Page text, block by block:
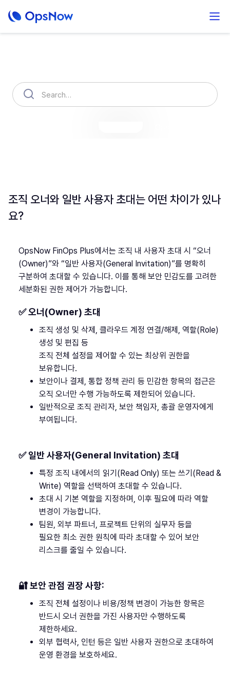
조직 오너와 일반 사용자 초대는 어떤 차이가 있나
요?
OpsNow FinOps Plus에서는 조직 내 사용자 초대 시 “오너
(Owner)”와 “일반 사용자(General Invitation)”를 명확히
구분하여 초대할 수 있습니다. 이를 통해 보안 민감도를 고려한
세분화된 권한 제어가 가능합니다.
✅ 오너(Owner) 초대
조직 생성 및 삭제, 클라우드 계정 연결/해제, 역할(Role)
생성 및 편집 등
조직 전체 설정을 제어할 수 있는 최상위 권한을
보유합니다.
보안이나 결제, 통합 정책 관리 등 민감한 항목의 접근은
오직 오너만 수행 가능하도록 제한되어 있습니다.
일반적으로 조직 관리자, 보안 책임자, 총괄 운영자에게
부여됩니다.
✅ 일반 사용자(General Invitation) 초대
특정 조직 내에서의 읽기(Read Only) 또는 쓰기(Read &
Write) 역할을 선택하여 초대할 수 있습니다.
초대 시 기본 역할을 지정하며, 이후 필요에 따라 역할
변경이 가능합니다.
팀원, 외부 파트너, 프로젝트 단위의 실무자 등을
필요한 최소 권한 원칙에 따라 초대할 수 있어 보안
리스크를 줄일 수 있습니다.
🔐 보안 관점 권장 사항:
조직 전체 설정이나 비용/정책 변경이 가능한 항목은
반드시 오너 권한을 가진 사용자만 수행하도록
제한하세요.
외부 협력사, 인턴 등은 일반 사용자 권한으로 초대하여
운영 환경을 보호하세요.